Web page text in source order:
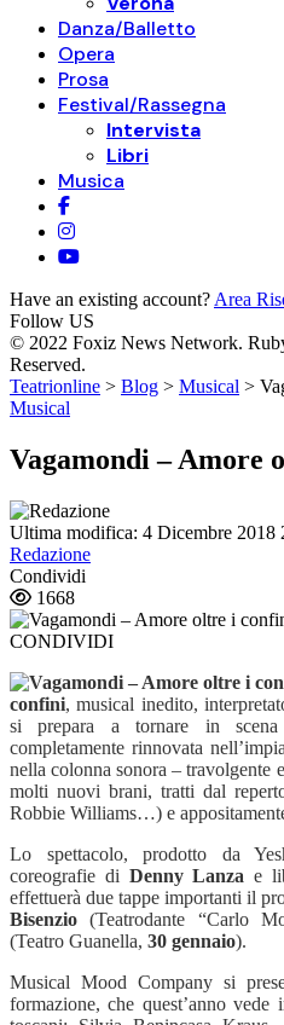
Danza/Balletto
Opera
Prosa
Festival/Rassegna
Intervista
Libri
Musica
Have an existing account? Area
Follow US
© 2022 Foxiz News Network.
Reserved.
Teatrionline > Blog > Musical >
Musical
Vagamondi – Amore
Ultima modifica: 4 Dicembre 2018
Redazione
Condividi
1668
CONDIVIDI
confini, musical inedito,
si prepara a tornare in
completamente rinnovata
nella colonna sonora – travolgente
molti nuovi brani, tratti dal
Robbie Williams…) e
Lo spettacolo, prodotto da
coreografie di Denny Lanza e
effettuerà due tappe importanti il
Bisenzio (Teatrodante “Carlo
(Teatro Guanella, 30 gennaio).
Musical Mood Company si
formazione, che quest’anno